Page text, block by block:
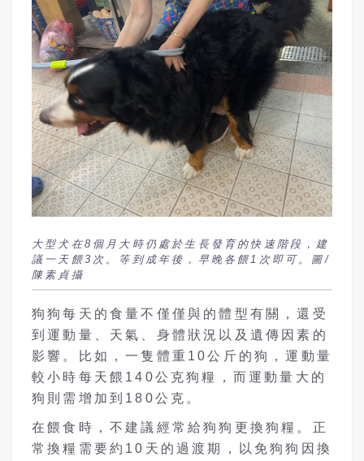
大型犬在8個月大時仍處於生長發育的快速階段，建
議一天餵3次。等到成年後，早晚各餵1次即可。圖/
陳素貞攝
狗狗每天的食量不僅僅與的體型有關，還受
到運動量、天氣、身體狀況以及遺傳因素的
影響。比如，一隻體重10公斤的狗，運動量
較小時每天餵140公克狗糧，而運動量大的
狗則需增加到180公克。
在餵食時，不建議經常給狗狗更換狗糧。正
常換糧需要約10天的過渡期，以免狗狗因換